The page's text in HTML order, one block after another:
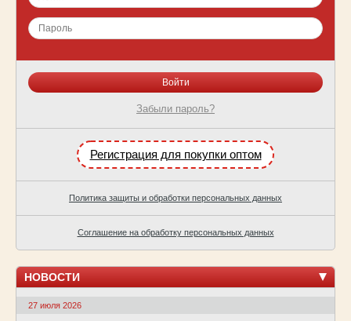
Забыли пароль?
Регистрация для покупки оптом
Политика защиты и обработки персональных данных
Соглашение на обработку персональных данных
НОВОСТИ
27 июля 2026